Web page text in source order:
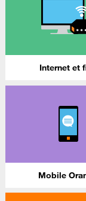
Internet et
Mobile